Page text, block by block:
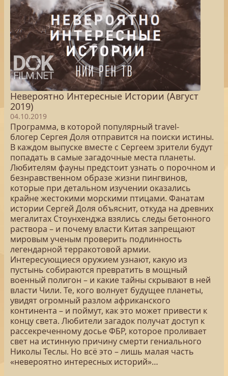
Невероятно Интересные Истории (Август
2019)
04.10.2019
Программа, в которой популярный travel-
блогер Сергея Доля отправится на поиски истины.
В каждом выпуске вместе с Сергеем зрители будут
попадать в самые загадочные места планеты.
Любителям фауны предстоит узнать о порочном и
безнравственном образе жизни пингвинов,
которые при детальном изучении оказались
крайне жестокими морскими птицами. Фанатам
истории Сергей Доля объяснит, откуда на древних
мегалитах Стоунхенджа взялись следы бетонного
раствора – и почему власти Китая запрещают
мировым ученым проверить подлинность
легендарной терракотовой армии.
Интересующиеся оружием узнают, какую из
пустынь собираются превратить в мощный
военный полигон – и какие тайны скрывают в ней
власти Чили. Те, кого волнует будущее планеты,
увидят огромный разлом африканского
континента – и поймут, как это может привести к
концу света. Любители загадок получат доступ к
рассекреченному досье ФБР, которое проливает
свет на истинную причину смерти гениального
Николы Теслы. Но всё это – лишь малая часть
«невероятно интересных историй»…